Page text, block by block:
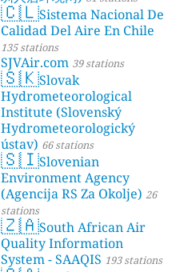
🇨🇱Sistema Nacional De
Calidad Del Aire En Chile
135 stations
SJVAir.com 39 stations
🇸🇰Slovak
Hydrometeorological
Institute (Slovenský
Hydrometeorologický
ústav) 66 stations
🇸🇮Slovenian
Environment Agency
(Agencija RS Za Okolje) 26
stations
🇿🇦South African Air
Quality Information
System - SAAQIS 193 stations